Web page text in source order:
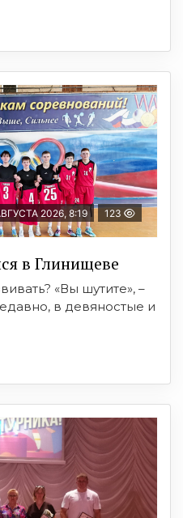
2026, 8:19 123
в Глинищеве
«Вы шутите», –
в девяностые и